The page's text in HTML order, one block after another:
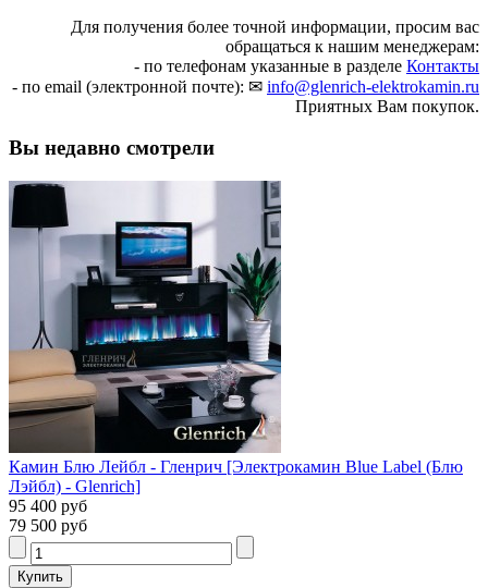
Для получения более точной информации, просим вас
обращаться к нашим менеджерам:
- по телефонам указанные в разделе Контакты
- по email (электронной почте): ✉ info@glenrich-elektrokamin.ru
Приятных Вам покупок.
Вы недавно смотрели
Камин Блю Лейбл - Гленрич [Электрокамин Blue Label (Блю
Лэйбл) - Glenrich]
95 400 руб
79 500 руб